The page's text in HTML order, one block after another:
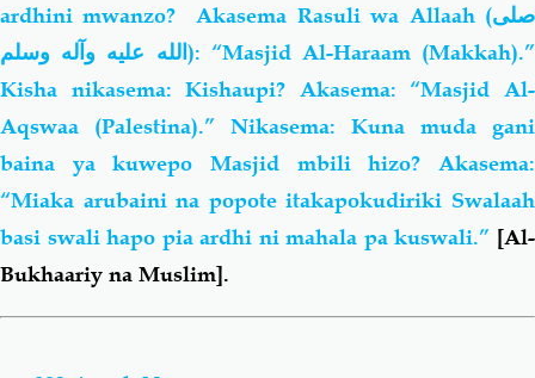
ardhini mwanzo? Akasema Rasuli wa Allaah (صلى
الله عليه وآله وسلم ): “Masjid Al-Haraam (Makkah).”
Kisha nikasema: Kishaupi? Akasema: “Masjid Al-
Aqswaa (Palestina).” Nikasema: Kuna muda gani
baina ya kuwepo Masjid mbili hizo? Akasema:
“Miaka arubaini na popote itakapokudiriki Swalaah
basi swali hapo pia ardhi ni mahala pa kuswali.” [Al-
Bukhaariy na Muslim].